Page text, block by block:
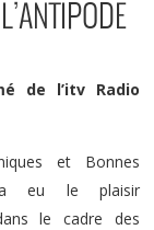
de l’itv Radio
et Bonnes
a eu le plaisir
le cadre des